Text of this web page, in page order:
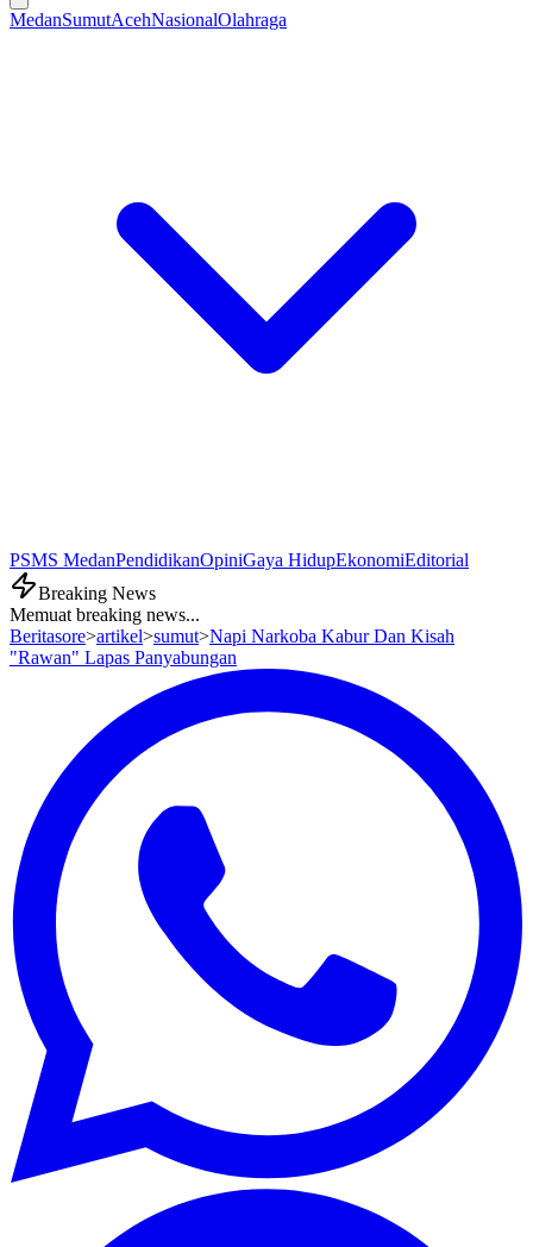
MedanSumutAcehNasionalOlahraga
PSMS MedanPendidikanOpiniGaya HidupEkonomiEditorial
Breaking News
Memuat breaking news...
Beritasore>artikel>sumut>Napi Narkoba Kabur Dan Kisah
"Rawan" Lapas Panyabungan